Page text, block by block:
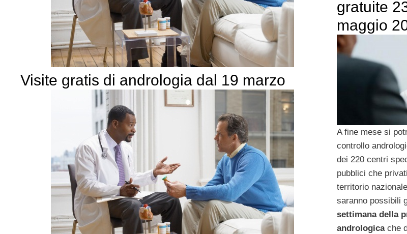
Visite gratis di andrologia dal 19 marzo
gratuite
maggio
A fine mese si
controllo
dei 220 centri
pubblici che
territorio
saranno possibili
settimana della
andrologicache